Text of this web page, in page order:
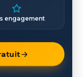
engagement